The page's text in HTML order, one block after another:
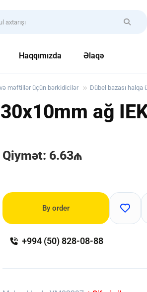
Haqqımızda Əlaqə
məftillər üçün bərkidicilər Dübel bazası halqa
ağ
Qiymət: 6.63₼
By order
+994 (50) 828-08-88